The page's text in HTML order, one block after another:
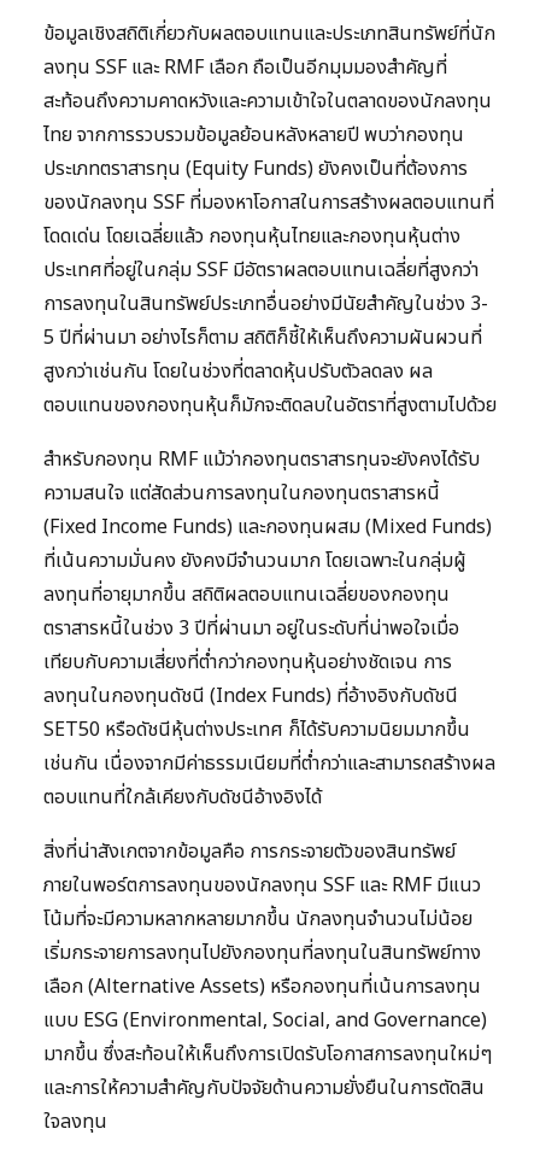
ข้อมูลเชิงสถิติเกี่ยวกับผลตอบแทนและประเภทสินทรัพย์ที่นัก
ลงทุน SSF และ RMF เลือก ถือเป็นอีกมุมมองสำคัญที่
สะท้อนถึงความคาดหวังและความเข้าใจในตลาดของนักลงทุน
ไทย จากการรวบรวมข้อมูลย้อนหลังหลายปี พบว่ากองทุน
ประเภทตราสารทุน (Equity Funds) ยังคงเป็นที่ต้องการ
ของนักลงทุน SSF ที่มองหาโอกาสในการสร้างผลตอบแทนที่
โดดเด่น โดยเฉลี่ยแล้ว กองทุนหุ้นไทยและกองทุนหุ้นต่าง
ประเทศที่อยู่ในกลุ่ม SSF มีอัตราผลตอบแทนเฉลี่ยที่สูงกว่า
การลงทุนในสินทรัพย์ประเภทอื่นอย่างมีนัยสำคัญในช่วง 3-
5 ปีที่ผ่านมา อย่างไรก็ตาม สถิติก็ชี้ให้เห็นถึงความผันผวนที่
สูงกว่าเช่นกัน โดยในช่วงที่ตลาดหุ้นปรับตัวลดลง ผล
ตอบแทนของกองทุนหุ้นก็มักจะติดลบในอัตราที่สูงตามไปด้วย
สำหรับกองทุน RMF แม้ว่ากองทุนตราสารทุนจะยังคงได้รับ
ความสนใจ แต่สัดส่วนการลงทุนในกองทุนตราสารหนี้
(Fixed Income Funds) และกองทุนผสม (Mixed Funds)
ที่เน้นความมั่นคง ยังคงมีจำนวนมาก โดยเฉพาะในกลุ่มผู้
ลงทุนที่อายุมากขึ้น สถิติผลตอบแทนเฉลี่ยของกองทุน
ตราสารหนี้ในช่วง 3 ปีที่ผ่านมา อยู่ในระดับที่น่าพอใจเมื่อ
เทียบกับความเสี่ยงที่ต่ำกว่ากองทุนหุ้นอย่างชัดเจน การ
ลงทุนในกองทุนดัชนี (Index Funds) ที่อ้างอิงกับดัชนี
SET50 หรือดัชนีหุ้นต่างประเทศ ก็ได้รับความนิยมมากขึ้น
เช่นกัน เนื่องจากมีค่าธรรมเนียมที่ต่ำกว่าและสามารถสร้างผล
ตอบแทนที่ใกล้เคียงกับดัชนีอ้างอิงได้
สิ่งที่น่าสังเกตจากข้อมูลคือ การกระจายตัวของสินทรัพย์
ภายในพอร์ตการลงทุนของนักลงทุน SSF และ RMF มีแนว
โน้มที่จะมีความหลากหลายมากขึ้น นักลงทุนจำนวนไม่น้อย
เริ่มกระจายการลงทุนไปยังกองทุนที่ลงทุนในสินทรัพย์ทาง
เลือก (Alternative Assets) หรือกองทุนที่เน้นการลงทุน
แบบ ESG (Environmental, Social, and Governance)
มากขึ้น ซึ่งสะท้อนให้เห็นถึงการเปิดรับโอกาสการลงทุนใหม่ๆ
และการให้ความสำคัญกับปัจจัยด้านความยั่งยืนในการตัดสิน
ใจลงทุน